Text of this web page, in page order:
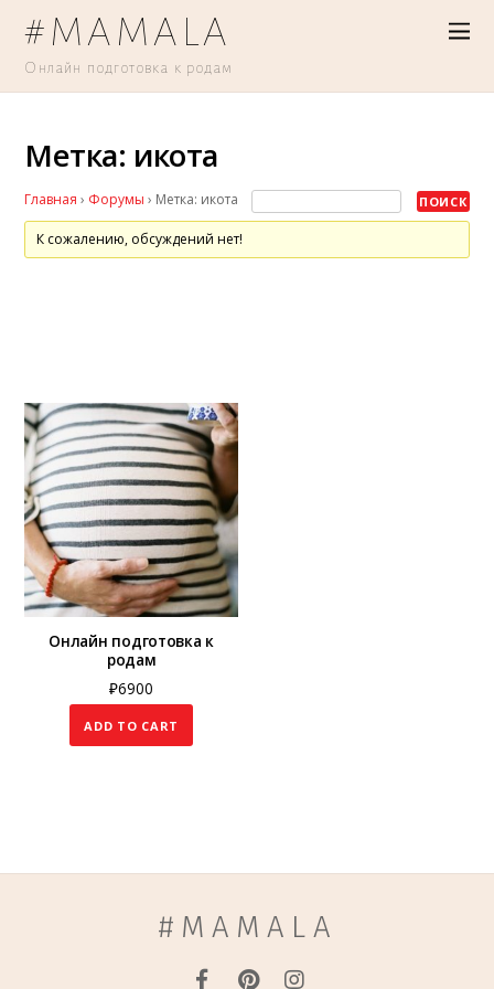
#MAMALA
Онлайн подготовка к родам
Метка: икота
Главная › Форумы › Метка: икота
К сожалению, обсуждений нет!
Онлайн подготовка к
родам
₽6900
ADD TO CART
#MAMALA